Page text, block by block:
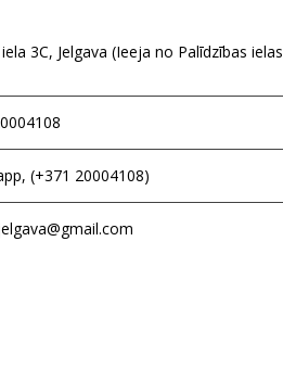
3C, Jelgava (Ieeja no Palīdzības ielas
(+371 20004108)